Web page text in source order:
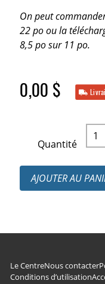
On peut
22 po ou la
8,5 po sur 11 po.
0,00 $
Quantité
AJOUTER AU
Navigation
Le CentreNous contacter
Conditions d’utilisation